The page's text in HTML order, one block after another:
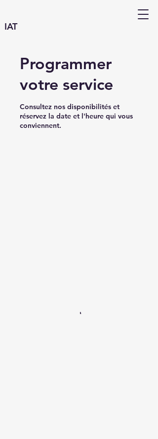
IAT
Programmer
votre service
Consultez nos disponibilités et
réservez la date et l'heure qui vous
conviennent.